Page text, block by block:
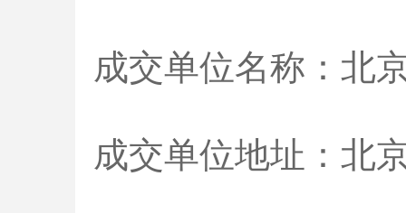
成交单位名称：北
成交单位地址：北